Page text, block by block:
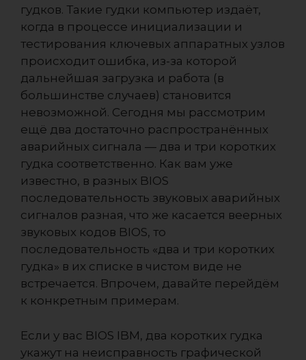
гудков. Такие гудки компьютер издаёт,
когда в процессе инициализации и
тестирования ключевых аппаратных узлов
происходит ошибка, из-за которой
дальнейшая загрузка и работа (в
большинстве случаев) становится
невозможной. Сегодня мы рассмотрим
ещё два достаточно распространённых
аварийных сигнала — два и три коротких
гудка соответственно. Как вам уже
известно, в разных BIOS
последовательность звуковых аварийных
сигналов разная, что же касается веерных
звуковых кодов BIOS, то
последовательность «два и три коротких
гудка» в их списке в чистом виде не
встречается. Впрочем, давайте перейдём
к конкретным примерам.
Если у вас BIOS IBM, два коротких гудка
укажут на неисправность графической